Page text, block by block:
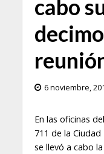
cabo
6 noviembre,
En las oficinas
711 de la
se llevó a cabo